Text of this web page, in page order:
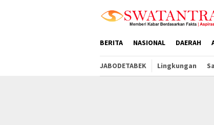
BERITA NASIONAL DAERAH
JABODETABEK Lingkungan